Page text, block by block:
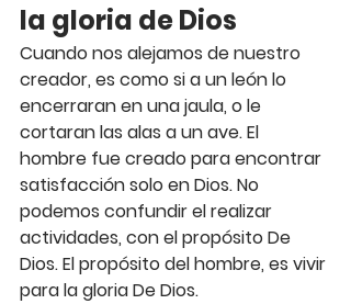
la gloria de Dios
Cuando nos alejamos de nuestro
creador, es como si a un león lo
encerraran en una jaula, o le
cortaran las alas a un ave. El
hombre fue creado para encontrar
satisfacción solo en Dios. No
podemos confundir el realizar
actividades, con el propósito De
Dios. El propósito del hombre, es vivir
para la gloria De Dios.